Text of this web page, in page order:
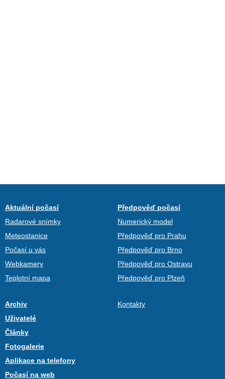
Aktuální počasí
Radarové snímky
Meteostanice
Počasí u vás
Webkamery
Teplotní mapa
Předpověď počasí
Numerický model
Předpověď pro Prahu
Předpověď pro Brno
Předpověď pro Ostravu
Předpověď pro Plzeň
Archiv
Uživatelé
Články
Fotogalerie
Aplikace na telefony
Počasí na web
Kontakty